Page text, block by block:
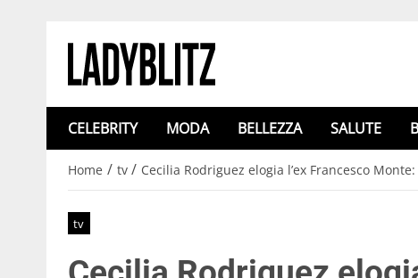
CELEBRITY MODA BELLEZZA SALUTE
Home / tv / Cecilia Rodriguez elogia l’ex Francesco Monte:
tv